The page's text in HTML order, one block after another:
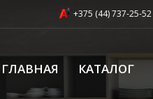
+375 (44) 737-25-52
ГЛАВНАЯ КАТАЛОГ